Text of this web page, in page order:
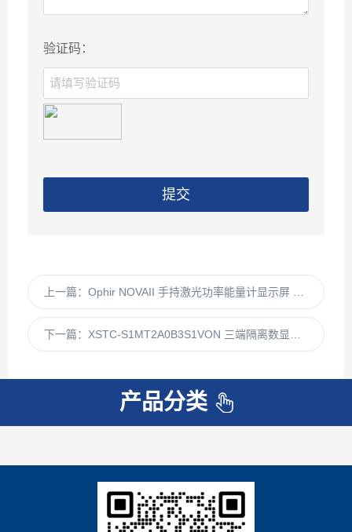
验证码：
提交
上一篇： Ophir NOVAII 手持激光功率能量计显示屏 多传感器通用工业激光测量表头
下一篇： XSTC-S1MT2A0B3S1VON 三端隔离数显仪 工业级高精度温度测控终端
产品分类